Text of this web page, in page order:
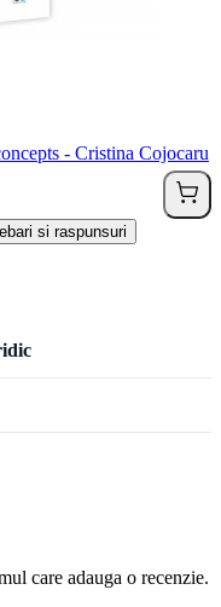
- Cristina Cojocaru
si raspunsuri
care adauga o recenzie.